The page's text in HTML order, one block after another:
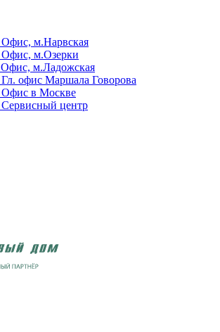
Офис, м.Нарвская
Офис, м.Озерки
Офис, м.Ладожская
Гл. офис Маршала Говорова
Офис в Москве
Сервисный центр